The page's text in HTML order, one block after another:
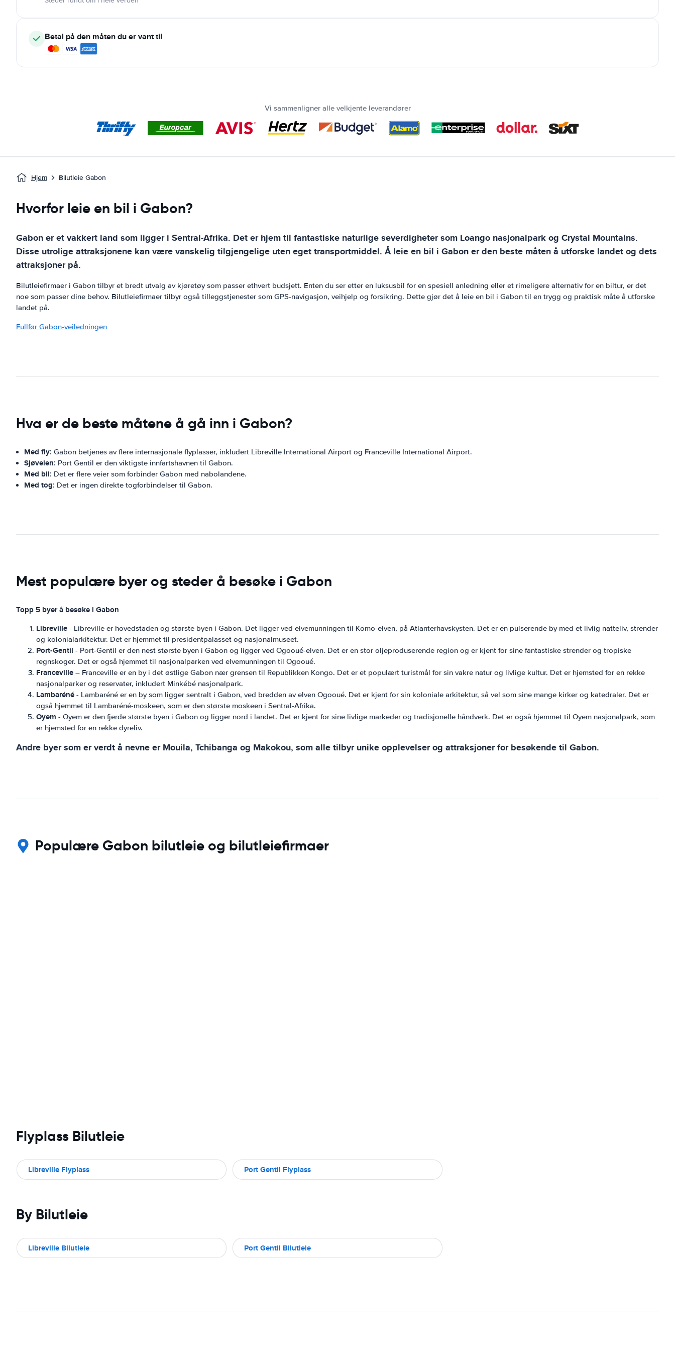
Betal på den måten du er vant til
Vi sammenligner alle velkjente leverandører
Hjem Bilutleie Gabon
Hvorfor leie en bil i Gabon?
Gabon er et vakkert land som ligger i Sentral-Afrika. Det er hjem til fantastiske naturlige severdigheter som Loango nasjonalpark og Crystal Mountains.
Disse utrolige attraksjonene kan være vanskelig tilgjengelige uten eget transportmiddel. Å leie en bil i Gabon er den beste måten å utforske landet og dets
attraksjoner på.
Bilutleiefirmaer i Gabon tilbyr et bredt utvalg av kjøretøy som passer ethvert budsjett. Enten du ser etter en luksusbil for en spesiell anledning eller et rimeligere alternativ for en biltur, er det
noe som passer dine behov. Bilutleiefirmaer tilbyr også tilleggstjenester som GPS-navigasjon, veihjelp og forsikring. Dette gjør det å leie en bil i Gabon til en trygg og praktisk måte å utforske
landet på.
Fullfør Gabon-veiledningen
Hva er de beste måtene å gå inn i Gabon?
Med fly: Gabon betjenes av flere internasjonale flyplasser, inkludert Libreville International Airport og Franceville International Airport.
Sjøveien: Port Gentil er den viktigste innfartshavnen til Gabon.
Med bil: Det er flere veier som forbinder Gabon med nabolandene.
Med tog: Det er ingen direkte togforbindelser til Gabon.
Mest populære byer og steder å besøke i Gabon
Topp 5 byer å besøke i Gabon
Libreville - Libreville er hovedstaden og største byen i Gabon. Det ligger ved elvemunningen til Komo-elven, på Atlanterhavskysten. Det er en pulserende by med et livlig natteliv, strender
og kolonialarkitektur. Det er hjemmet til presidentpalasset og nasjonalmuseet.
Port-Gentil - Port-Gentil er den nest største byen i Gabon og ligger ved Ogooué-elven. Det er en stor oljeproduserende region og er kjent for sine fantastiske strender og tropiske
regnskoger. Det er også hjemmet til nasjonalparken ved elvemunningen til Ogooué.
Franceville – Franceville er en by i det østlige Gabon nær grensen til Republikken Kongo. Det er et populært turistmål for sin vakre natur og livlige kultur. Det er hjemsted for en rekke
nasjonalparker og reservater, inkludert Minkébé nasjonalpark.
Lambaréné - Lambaréné er en by som ligger sentralt i Gabon, ved bredden av elven Ogooué. Det er kjent for sin koloniale arkitektur, så vel som sine mange kirker og katedraler. Det er
også hjemmet til Lambaréné-moskeen, som er den største moskeen i Sentral-Afrika.
Oyem - Oyem er den fjerde største byen i Gabon og ligger nord i landet. Det er kjent for sine livlige markeder og tradisjonelle håndverk. Det er også hjemmet til Oyem nasjonalpark, som
er hjemsted for en rekke dyreliv.
Andre byer som er verdt å nevne er Mouila, Tchibanga og Makokou, som alle tilbyr unike opplevelser og attraksjoner for besøkende til Gabon.
Populære Gabon bilutleie og bilutleiefirmaer
Flyplass Bilutleie
Libreville Flyplass Port Gentil Flyplass
By Bilutleie
Libreville Bilutleie Port Gentil Bilutleie